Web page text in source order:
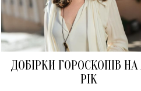
ДОБІРКИ ГОРОСКОПІВ НА
РІК